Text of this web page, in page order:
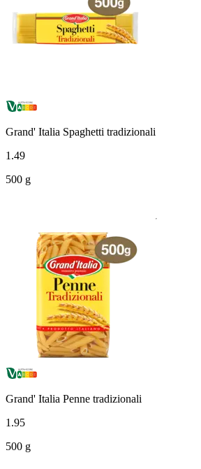
Grand' Italia Spaghetti tradizionali
1 .49
500 g
Grand' Italia Penne tradizionali
1 .95
500 g